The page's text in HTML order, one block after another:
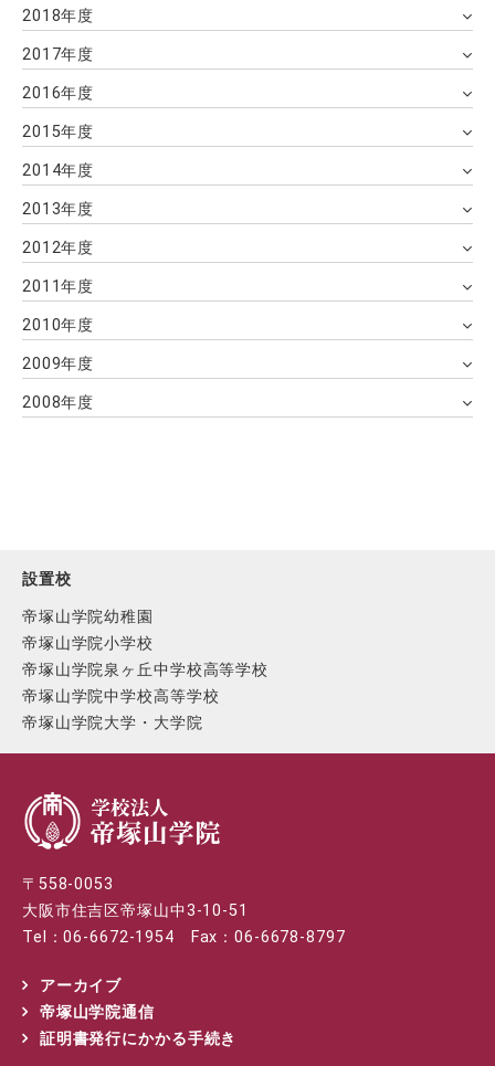
2018年度
2017年度
2016年度
2015年度
2014年度
2013年度
2012年度
2011年度
2010年度
2009年度
2008年度
設置校
帝塚山学院幼稚園
帝塚山学院小学校
帝塚山学院泉ヶ丘中学校高等学校
帝塚山学院中学校高等学校
帝塚山学院大学・大学院
〒558-0053
大阪市住吉区帝塚山中3-10-51
Tel：06-6672-1954 Fax：06-6678-8797
アーカイブ
帝塚山学院通信
証明書発行にかかる手続き